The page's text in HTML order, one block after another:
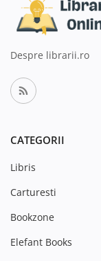
Despre librarii.ro
CATEGORII
Libris
Carturesti
Bookzone
Elefant Books